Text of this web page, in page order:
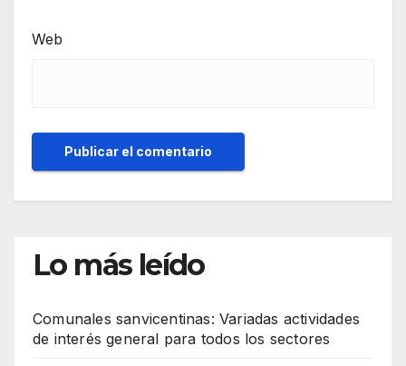
Web
Lo más leído
Comunales sanvicentinas: Variadas actividades
de interés general para todos los sectores